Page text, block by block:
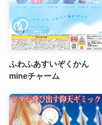
ふわふあすいぞくかん
mineチャーム